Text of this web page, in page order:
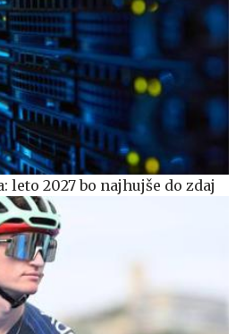
leto 2027 bo najhujše do zdaj